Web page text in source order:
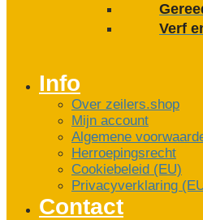
Verf
Info
Over zeilers.shop
Mijn account
Algemene
Herroepingsrecht
Cookiebeleid (EU)
Privacyverklaring
Contact